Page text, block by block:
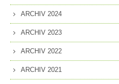
ARCHIV 2024
ARCHIV 2023
ARCHIV 2022
ARCHIV 2021